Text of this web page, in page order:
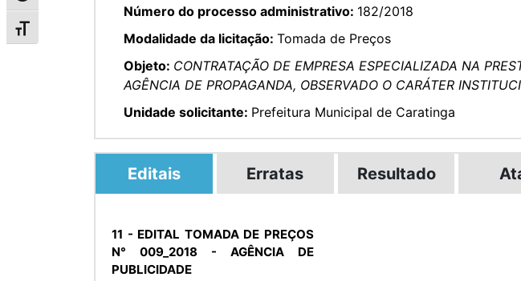
Alternar tamanho da fonte
Número do processo administrativo: 182/2018
Modalidade da licitação: Tomada de Preços
Objeto: CONTRATAÇÃO DE EMPRESA ESPECIALIZADA NA
AGÊNCIA DE PROPAGANDA, OBSERVADO O CARÁTER
Unidade solicitante: Prefeitura Municipal de Caratinga
Editais Erratas Resultado
11 - EDITAL TOMADA DE PREÇOS
N° 009_2018 - AGÊNCIA DE
PUBLICIDADE